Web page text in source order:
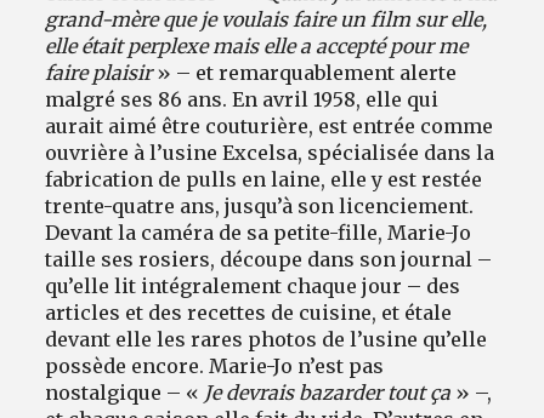
grand-mère que je voulais faire un film sur elle,
elle était perplexe mais elle a accepté pour me
faire plaisir» – et remarquablement alerte
malgré ses 86 ans. En avril 1958, elle qui
aurait aimé être couturière, est entrée comme
ouvrière à l’usine Excelsa, spécialisée dans la
fabrication de pulls en laine, elle y est restée
trente-quatre ans, jusqu’à son licenciement.
Devant la caméra de sa petite-fille, Marie-Jo
taille ses rosiers, découpe dans son journal –
qu’elle lit intégralement chaque jour – des
articles et des recettes de cuisine, et étale
devant elle les rares photos de l’usine qu’elle
possède encore. Marie-Jo n’est pas
nostalgique – « Je devrais bazarder tout ça » –,